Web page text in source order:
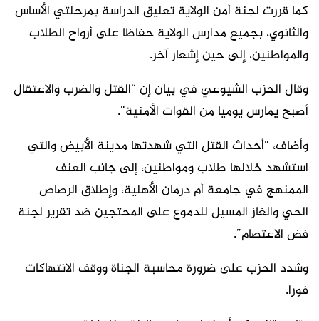
كما قررت لجنة أمن الولاية تعليق الدراسة بمرحلتي الأساس
والثانوي، بجميع مدارس الولاية حفاظا على أرواح الطلاب
والمواطنين، إلى حين إشعار آخر.
وقال الحزب الشيوعي في بيان إن “القتل والضرب والاعتقال
أصبح يمارس يوميا من القوات الأمنية”.
وأضاف، “أحداث القتل التي شهدتها مدينة الأبيض والتي
استشهد خلالها طلاب ومواطنين، إلى جانب العنف
الممنهج في جامعة أم درمان الأهلية، وإطلاق الرصاص
الحي والغاز المسيل للدموع على المحتجين ضد تقرير لجنة
فض الاعتصام”.
وشدد الحزب على ضرورة محاسبة الجناة ووقف الانتهاكات
فورا.